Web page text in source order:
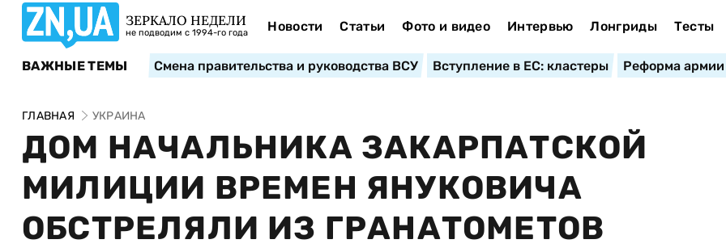
ЗЕРКАЛО НЕДЕЛИ
не подводим с 1994-го года Новости Статьи Фото и видео Интервью Лонгриды Тесты
ВАЖНЫЕ ТЕМЫ Смена правительства и руководства ВСУ Вступление в ЕС: кластеры Реформа армии
ГЛАВНАЯ УКРАИНА
ДОМ НАЧАЛЬНИКА ЗАКАРПАТСКОЙ
МИЛИЦИИ ВРЕМЕН ЯНУКОВИЧА
ОБСТРЕЛЯЛИ ИЗ ГРАНАТОМЕТОВ